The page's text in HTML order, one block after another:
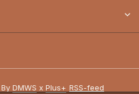
DMWS x Plus+ RSS-feed